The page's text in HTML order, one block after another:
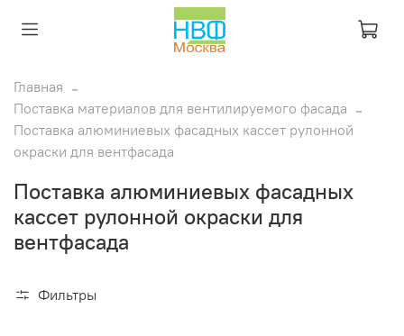
Главная
Поставка материалов для вентилируемого фасада
Поставка алюминиевых фасадных кассет рулонной
окраски для вентфасада
Поставка алюминиевых фасадных
кассет рулонной окраски для
вентфасада
Фильтры